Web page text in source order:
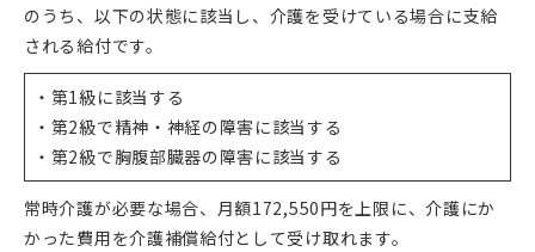
のうち、以下の状態に該当し、介護を受けている場合に支給
される給付です。
・第1級に該当する
・第2級で精神・神経の障害に該当する
・第2級で胸腹部臓器の障害に該当する
常時介護が必要な場合、月額172,550円を上限に、介護にか
かった費用を介護補償給付として受け取れます。